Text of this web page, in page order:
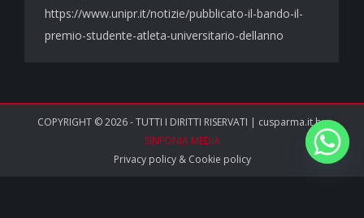
https://www.unipr.it/notizie/pubblicato-il-bando-il-
premio-studente-atleta-universitario-dellanno
COPYRIGHT © 2026 - TUTTI I DIRITTI RISERVATI | cusparma.it by
SINFONIA MEDIA
Privacy policy& Cookie policy